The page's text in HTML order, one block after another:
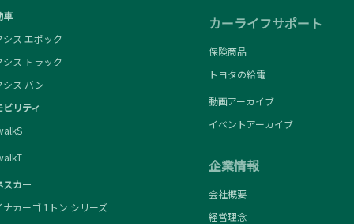
車
ス エポック
ス トラック
ス バン
ビリティ
スカー
カーゴ 1トン シリーズ
カーライフサポート
保険商品
トヨタの給電
動画アーカイブ
イベントアーカイブ
企業情報
会社概要
経営理念